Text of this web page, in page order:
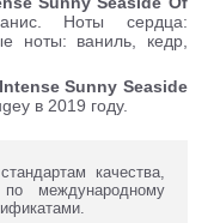
Ноты сердца:
ноты: ваниль, кедр,
Sunny Seaside
в 2019 году.
качества,
международному